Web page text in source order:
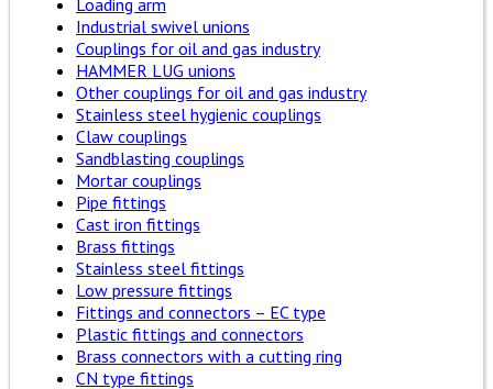
Loading arm
Industrial swivel unions
Couplings for oil and gas industry
HAMMER LUG unions
Other couplings for oil and gas industry
Stainless steel hygienic couplings
Claw couplings
Sandblasting couplings
Mortar couplings
Pipe fittings
Cast iron fittings
Brass fittings
Stainless steel fittings
Low pressure fittings
Fittings and connectors – EC type
Plastic fittings and connectors
Brass connectors with a cutting ring
CN type fittings